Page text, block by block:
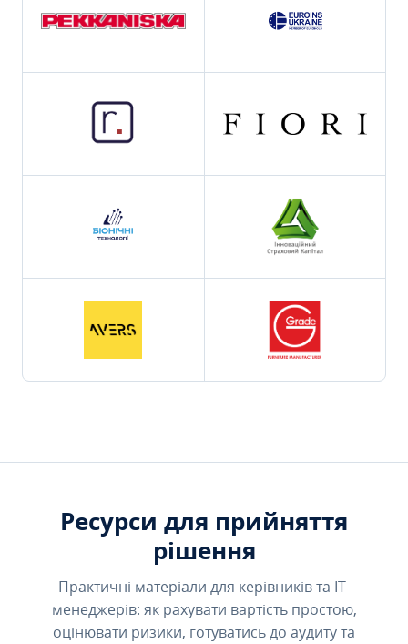
Ресурси для прийняття
рішення
Практичні матеріали для керівників та IT-
менеджерів: як рахувати вартість простою,
оцінювати ризики, готуватись до аудиту та